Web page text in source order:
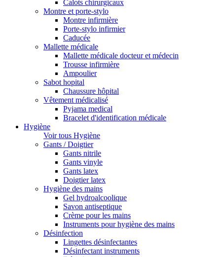
Calots chirurgicaux
Montre et porte-stylo
Montre infirmière
Porte-stylo infirmier
Caducée
Mallette médicale
Mallette médicale docteur et médecin
Trousse infirmière
Ampoulier
Sabot hopital
Chaussure hôpital
Vêtement médicalisé
Pyjama medical
Bracelet d'identification médicale
Hygiène
Voir tous Hygiène
Gants / Doigtier
Gants nitrile
Gants vinyle
Gants latex
Doigtier latex
Hygiène des mains
Gel hydroalcoolique
Savon antiseptique
Crème pour les mains
Instruments pour hygiène des mains
Désinfection
Lingettes désinfectantes
Désinfectant instruments